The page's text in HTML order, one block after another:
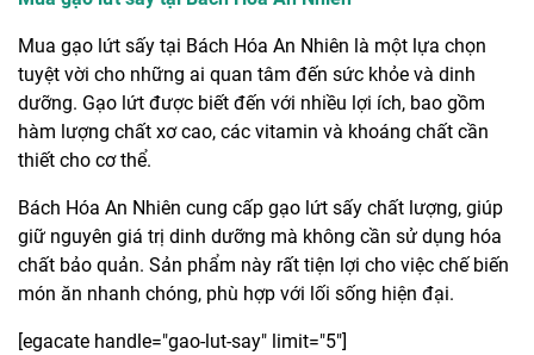
Mua gạo lứt sấy tại Bách Hóa An Nhiên là một lựa chọn
tuyệt vời cho những ai quan tâm đến sức khỏe và dinh
dưỡng. Gạo lứt được biết đến với nhiều lợi ích, bao gồm
hàm lượng chất xơ cao, các vitamin và khoáng chất cần
thiết cho cơ thể.
Bách Hóa An Nhiên cung cấp gạo lứt sấy chất lượng, giúp
giữ nguyên giá trị dinh dưỡng mà không cần sử dụng hóa
chất bảo quản. Sản phẩm này rất tiện lợi cho việc chế biến
món ăn nhanh chóng, phù hợp với lối sống hiện đại.
[egacate handle="gao-lut-say" limit="5"]